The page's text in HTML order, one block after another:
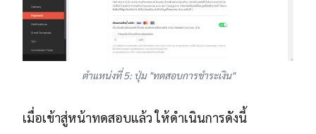
ตำแหน่งที่ 5: ปุ่ม "ทดสอบการชำระเงิน"
เมื่อเข้าสู่หน้าทดสอบแล้ว ให้ดำเนินการดังนี้